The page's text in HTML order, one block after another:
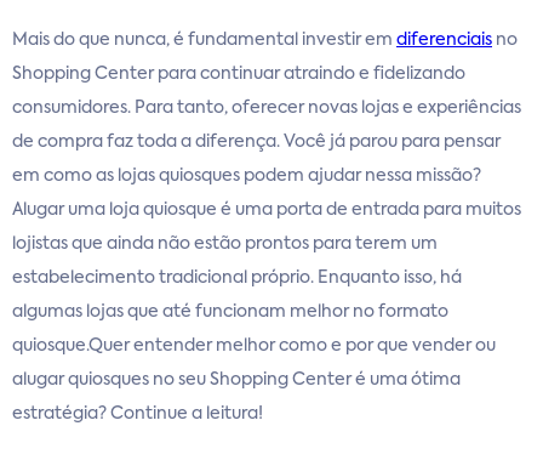
Mais do que nunca, é fundamental investir em diferenciais no
Shopping Center para continuar atraindo e fidelizando
consumidores. Para tanto, oferecer novas lojas e experiências
de compra faz toda a diferença. Você já parou para pensar
em como as lojas quiosques podem ajudar nessa missão?
Alugar uma loja quiosque é uma porta de entrada para muitos
lojistas que ainda não estão prontos para terem um
estabelecimento tradicional próprio. Enquanto isso, há
algumas lojas que até funcionam melhor no formato
quiosque.Quer entender melhor como e por que vender ou
alugar quiosques no seu Shopping Center é uma ótima
estratégia? Continue a leitura!